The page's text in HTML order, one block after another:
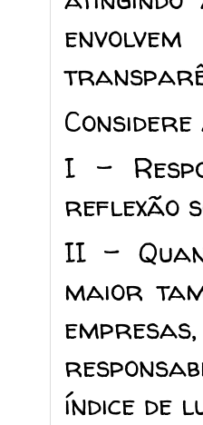
I -
reflexão
II -
maior
índice de